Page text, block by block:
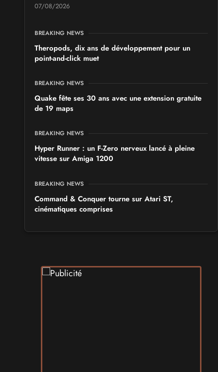
07/08/2026
BREAKING NEWS
Theropods, dix ans de développement pour un
point-and-click muet
BREAKING NEWS
Quake fête ses 30 ans avec une extension gratuite
de 19 maps
BREAKING NEWS
Hyper Runner : un F-Zero nerveux lancé à pleine
vitesse sur Amiga 1200
BREAKING NEWS
Command & Conquer tourne sur Atari ST,
cinématiques comprises